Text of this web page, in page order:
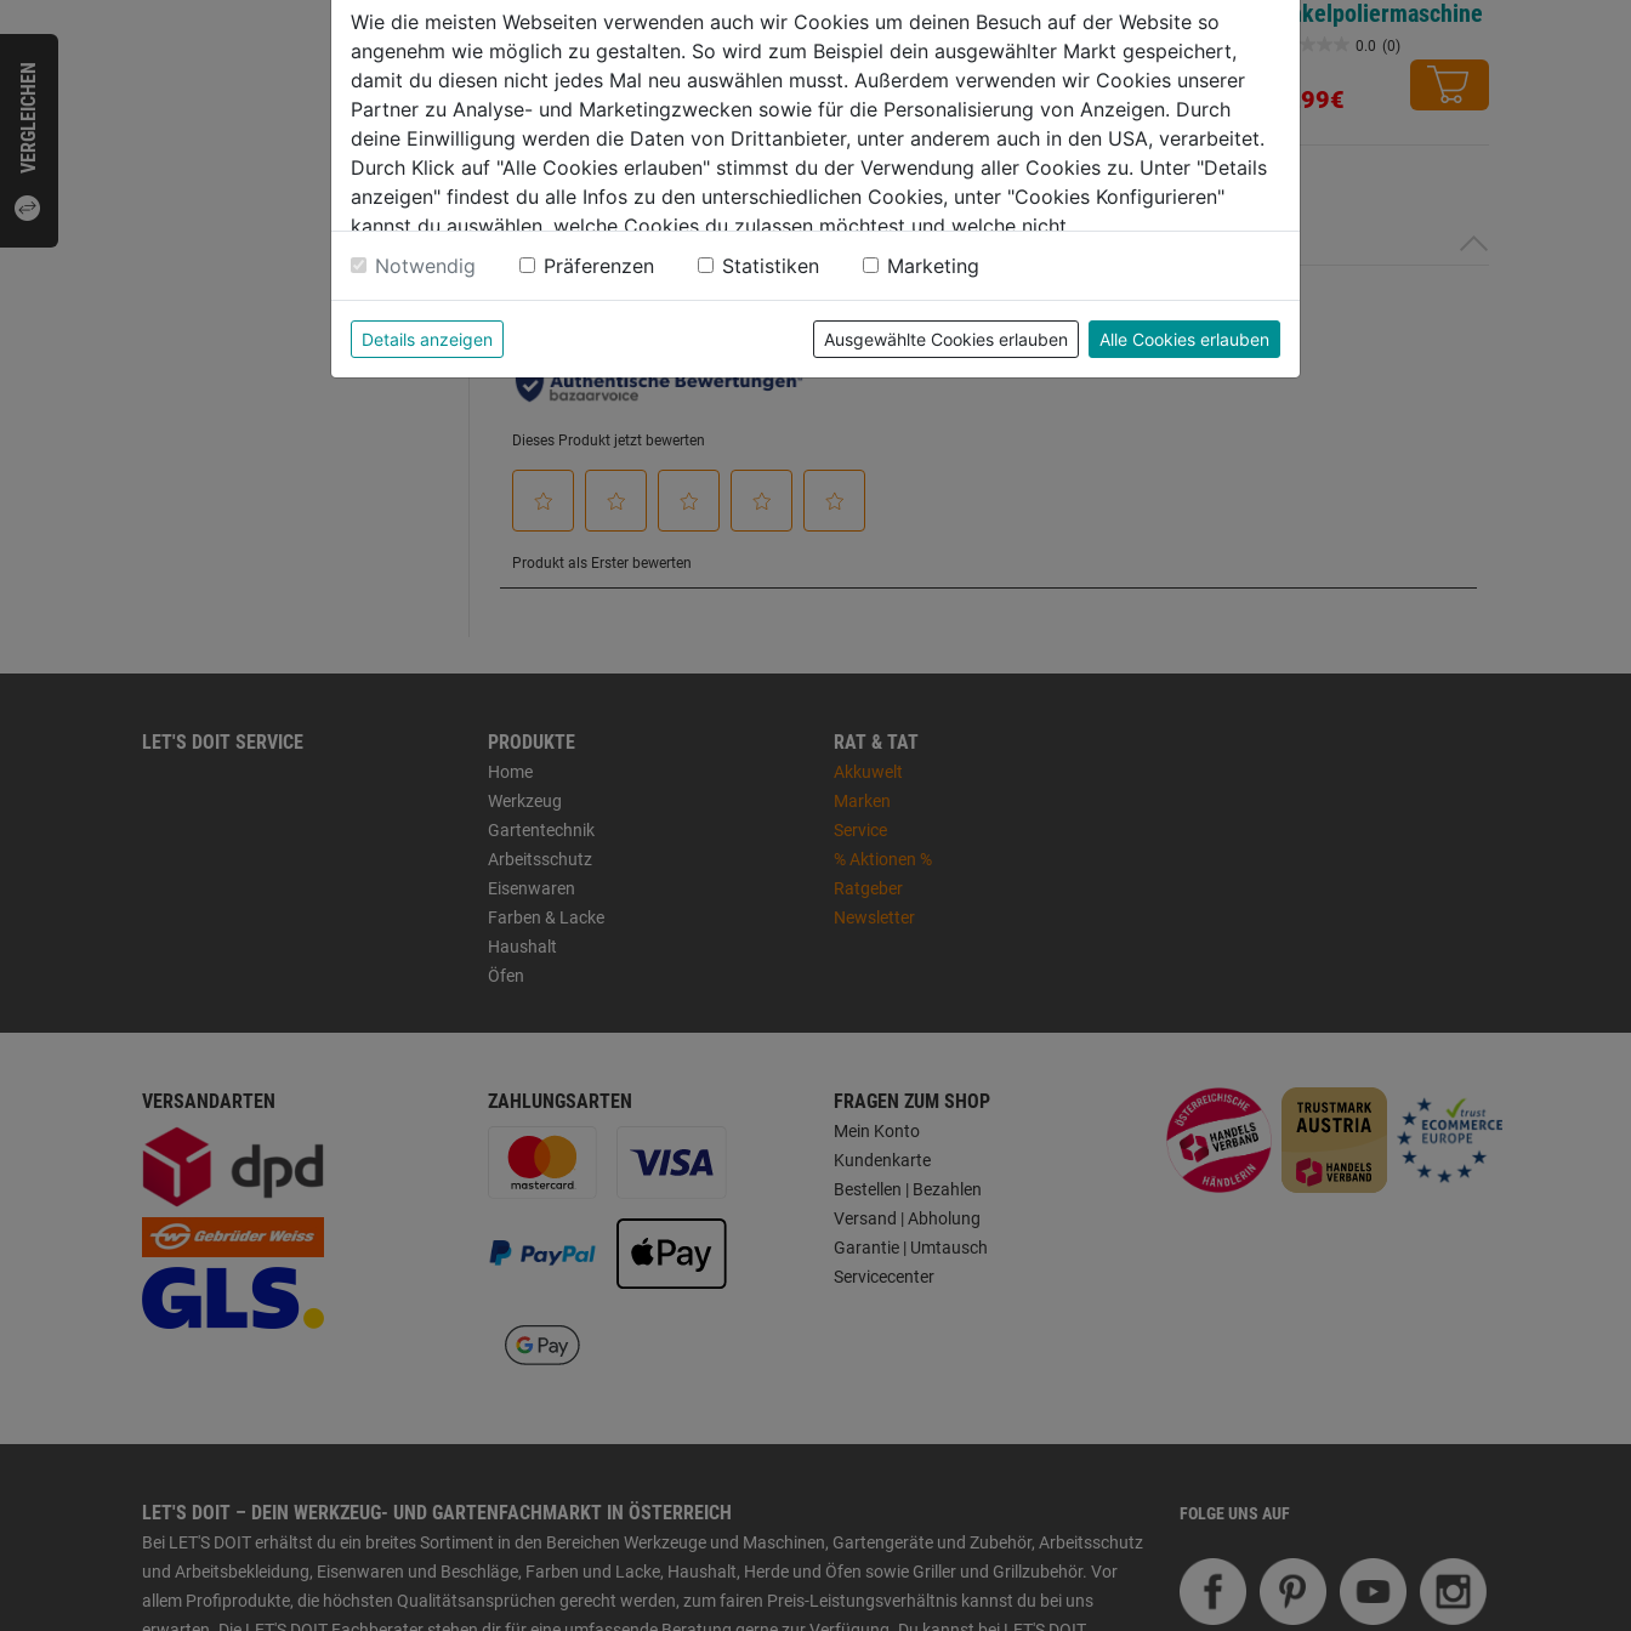
VERGLEICHEN
Winkelpoliermaschine
1253349 0.0 (0)
0.0
von
5
Sternen.
6,99€
0.0 (0)
0.0
von
5
Sternen.
7,59€
0.0 (0)
0.0
von
5
Sternen.
8,19€
Winkelpoliermaschine
0.0 (0)
12,99€
LET'S DOIT SERVICE PRODUKTE
Home
Werkzeug
Gartentechnik
Arbeitsschutz
Eisenwaren
Farben & Lacke
Haushalt
Öfen
RAT & TAT
Akkuwelt
Marken
Service
% Aktionen %
Ratgeber
Newsletter
VERSANDARTEN ZAHLUNGSARTEN FRAGEN ZUM SHOP
Mein Konto
Kundenkarte
Bestellen | Bezahlen
Versand | Abholung
Garantie | Umtausch
Servicecenter
LET'S DOIT – DEIN WERKZEUG- UND GARTENFACHMARKT IN ÖSTERREICH
Bei LET'S DOIT erhältst du ein breites Sortiment in den Bereichen Werkzeuge und Maschinen, Gartengeräte und Zubehör, Arbeitsschutz
und Arbeitsbekleidung, Eisenwaren und Beschläge, Farben und Lacke, Haushalt, Herde und Öfen sowie Griller und Grillzubehör. Vor
allem Profiprodukte, die höchsten Qualitätsansprüchen gerecht werden, zum fairen Preis-Leistungsverhältnis kannst du bei uns
FOLGE UNS AUF
Wie die meisten Webseiten verwenden auch wir Cookies um deinen Besuch auf der Website so
angenehm wie möglich zu gestalten. So wird zum Beispiel dein ausgewählter Markt gespeichert,
damit du diesen nicht jedes Mal neu auswählen musst. Außerdem verwenden wir Cookies unserer
Partner zu Analyse- und Marketingzwecken sowie für die Personalisierung von Anzeigen. Durch
deine Einwilligung werden die Daten von Drittanbieter, unter anderem auch in den USA, verarbeitet.
Durch Klick auf "Alle Cookies erlauben" stimmst du der Verwendung aller Cookies zu. Unter "Details
anzeigen" findest du alle Infos zu den unterschiedlichen Cookies, unter "Cookies Konfigurieren"
kannst du auswählen, welche Cookies du zulassen möchtest und welche nicht.
Weitere Informationen findest du in unserer Datenschutzerklärung
Notwendig Präferenzen Statistiken Marketing
Details anzeigen Ausgewählte Cookies erlauben Alle Cookies erlauben